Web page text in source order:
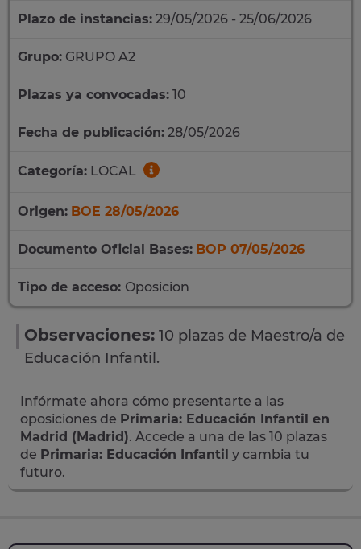
Plazo de instancias: 29/05/2026 - 25/06/2026
Grupo: GRUPO A2
Plazas ya convocadas: 10
Fecha de publicación: 28/05/2026
Categoría: LOCAL
Origen: BOE 28/05/2026
Documento Oficial Bases: BOP 07/05/2026
Tipo de acceso: Oposicion
Observaciones: 10 plazas de Maestro/a de
Educación Infantil.
Infórmate ahora cómo presentarte a las
oposiciones de Primaria: Educación Infantil en
Madrid (Madrid). Accede a una de las 10 plazas
de Primaria: Educación Infantil y cambia tu
futuro.